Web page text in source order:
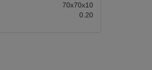
70х70х10
0.20